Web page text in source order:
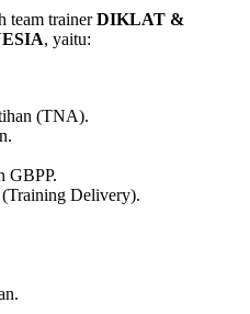
team trainerDIKLAT &
, yaitu:
(TNA).
GBPP.
(Training Delivery).